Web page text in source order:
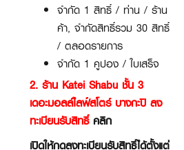
จำกัด 1 สิทธิ์ / ท่าน / ร้าน
ค้า, จำกัดสิทธิ์รวม 30 สิทธิ์
/ ตลอดรายการ
จำกัด 1 คูปอง / ใบเสร็จ
2. ร้าน Katei Shabu ชั้น 3
เดอะมอลล์ไลฟ์สโตร์ บางกะปิ ลง
ทะเบียนรับสิทธิ์ คลิก
เปิดให้กดลงทะเบียนรับสิทธิ์ได้ตั้งแต่